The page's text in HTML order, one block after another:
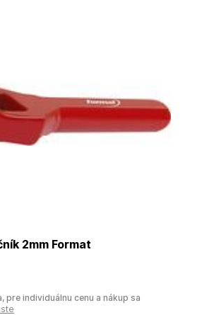
2mm Format
pre individuálnu cenu a nákup sa